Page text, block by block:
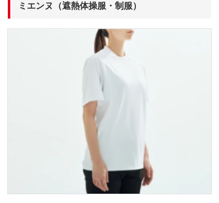
ミエンヌ（遮熱体操服・制服）